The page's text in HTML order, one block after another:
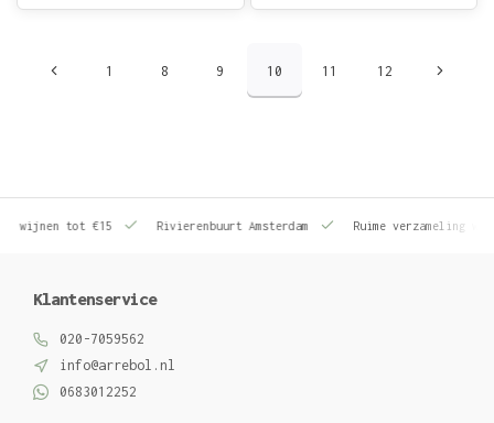
1 8 9 10 11 12
wijnen tot €15 Rivierenbuurt Amsterdam Ruime verzameling
Klantenservice
020-7059562
info@arrebol.nl
0683012252